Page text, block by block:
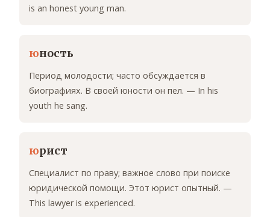
is an honest young man.
юность
Период молодости; часто обсуждается в
биографиях. В своей юности он пел. — In his
youth he sang.
юрист
Специалист по праву; важное слово при поиске
юридической помощи. Этот юрист опытный. —
This lawyer is experienced.